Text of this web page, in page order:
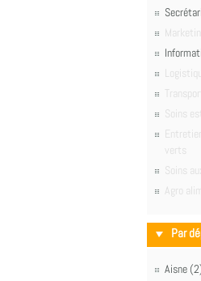
Soins
verts
Soins
Agro
Par
Aisne